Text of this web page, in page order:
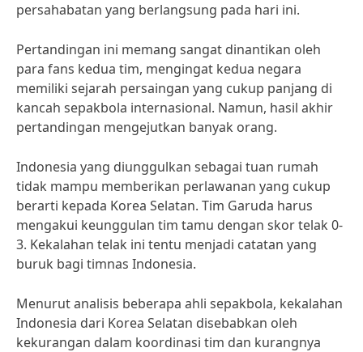
persahabatan yang berlangsung pada hari ini.
Pertandingan ini memang sangat dinantikan oleh
para fans kedua tim, mengingat kedua negara
memiliki sejarah persaingan yang cukup panjang di
kancah sepakbola internasional. Namun, hasil akhir
pertandingan mengejutkan banyak orang.
Indonesia yang diunggulkan sebagai tuan rumah
tidak mampu memberikan perlawanan yang cukup
berarti kepada Korea Selatan. Tim Garuda harus
mengakui keunggulan tim tamu dengan skor telak 0-
3. Kekalahan telak ini tentu menjadi catatan yang
buruk bagi timnas Indonesia.
Menurut analisis beberapa ahli sepakbola, kekalahan
Indonesia dari Korea Selatan disebabkan oleh
kekurangan dalam koordinasi tim dan kurangnya